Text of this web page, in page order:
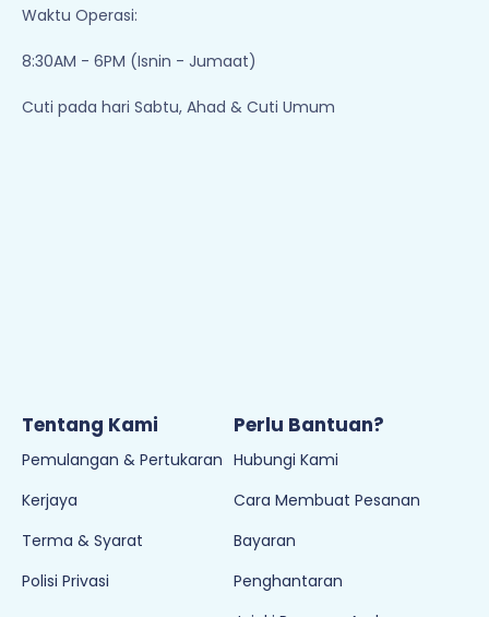
Waktu Operasi:
8:30AM - 6PM (Isnin - Jumaat)
Cuti pada hari Sabtu, Ahad & Cuti Umum
Tentang Kami
Pemulangan & Pertukaran
Kerjaya
Terma & Syarat
Polisi Privasi
Perlu Bantuan?
Hubungi Kami
Cara Membuat Pesanan
Bayaran
Penghantaran